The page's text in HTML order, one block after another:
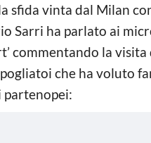
sfida vinta dal Milan
Sarri ha parlato ai
commentando la visita
che ha voluto